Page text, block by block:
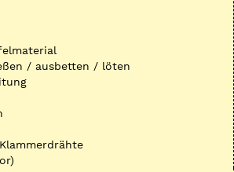
/ ausbetten / löten